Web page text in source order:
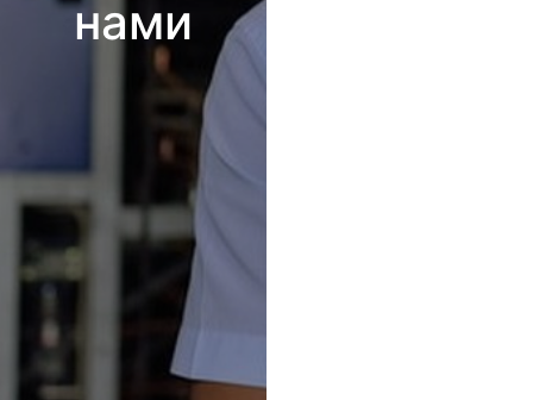
нами